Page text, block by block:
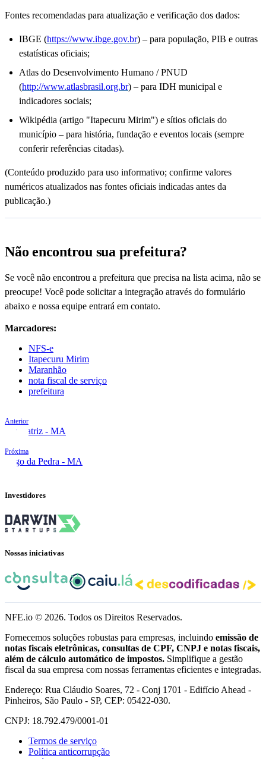
Fontes recomendadas para atualização e verificação dos dados:
IBGE (https://www.ibge.gov.br) – para população, PIB e outras
estatísticas oficiais;
Atlas do Desenvolvimento Humano / PNUD
(http://www.atlasbrasil.org.br) – para IDH municipal e
indicadores sociais;
Wikipédia (artigo "Itapecuru Mirim") e sítios oficiais do
município – para história, fundação e eventos locais (sempre
conferir referências citadas).
(Conteúdo produzido para uso informativo; confirme valores
numéricos atualizados nas fontes oficiais indicadas antes da
publicação.)
Não encontrou sua prefeitura?
Se você não encontrou a prefeitura que precisa na lista acima, não se
preocupe! Você pode solicitar a integração através do formulário
abaixo e nossa equipe entrará em contato.
Marcadores:
NFS-e
Itapecuru Mirim
Maranhão
nota fiscal de serviço
prefeitura
Anterior
Imperatriz - MA
Próxima
Lago da Pedra - MA
Investidores
Nossas iniciativas
NFE.io © 2026. Todos os Direitos Reservados.
Fornecemos soluções robustas para empresas, incluindo emissão de
notas fiscais eletrônicas, consultas de CPF, CNPJ e notas fiscais,
além de cálculo automático de impostos. Simplifique a gestão
fiscal da sua empresa com nossas ferramentas eficientes e integradas.
Endereço: Rua Cláudio Soares, 72 - Conj 1701 - Edifício Ahead -
Pinheiros, São Paulo - SP, CEP: 05422-030.
CNPJ: 18.792.479/0001-01
Termos de serviço
Política anticorrupção